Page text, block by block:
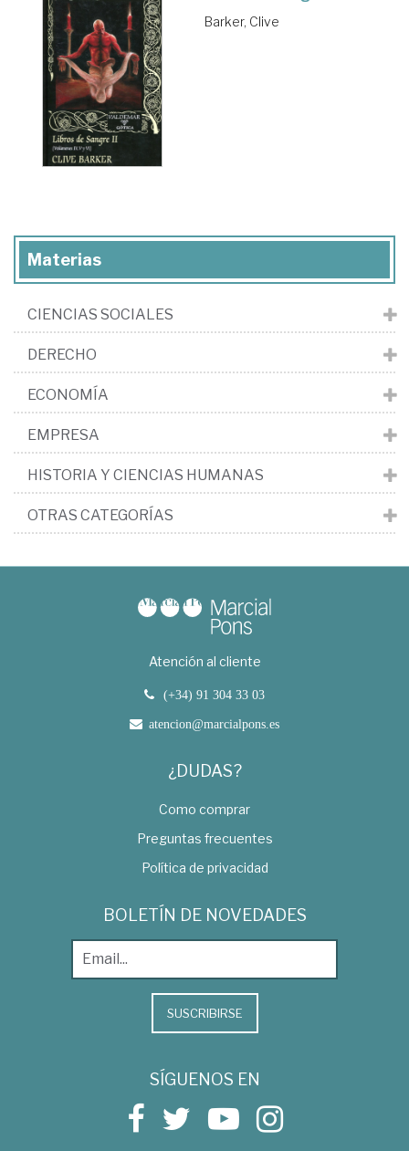
Barker, Clive
Materias
CIENCIAS SOCIALES
DERECHO
ECONOMÍA
EMPRESA
HISTORIA Y CIENCIAS HUMANAS
OTRAS CATEGORÍAS
Atención al cliente
(+34) 91 304 33 03
atencion@marcialpons.es
¿DUDAS?
Como comprar
Preguntas frecuentes
Política de privacidad
BOLETÍN DE NOVEDADES
SUSCRIBIRSE
SÍGUENOS EN